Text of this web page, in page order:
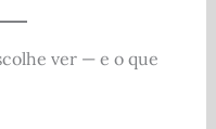
ver — e o que